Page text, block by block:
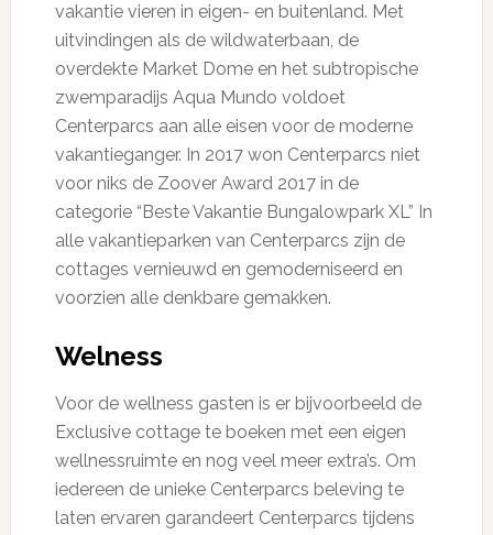
vakantie vieren in eigen- en buitenland. Met
uitvindingen als de wildwaterbaan, de
overdekte Market Dome en het subtropische
zwemparadijs Aqua Mundo voldoet
Centerparcs aan alle eisen voor de moderne
vakantieganger. In 2017 won Centerparcs niet
voor niks de Zoover Award 2017 in de
categorie “Beste Vakantie Bungalowpark XL” In
alle vakantieparken van Centerparcs zijn de
cottages vernieuwd en gemoderniseerd en
voorzien alle denkbare gemakken.
Welness
Voor de wellness gasten is er bijvoorbeeld de
Exclusive cottage te boeken met een eigen
wellnessruimte en nog veel meer extra’s. Om
iedereen de unieke Centerparcs beleving te
laten ervaren garandeert Centerparcs tijdens